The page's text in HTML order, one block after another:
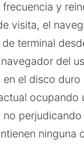
y
visita, el
terminal
del
el disco duro
ocupando
no
ninguna